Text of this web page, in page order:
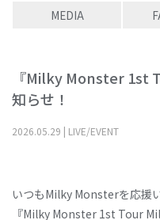
MEDIA
『Milky Monster 1st
知らせ！
2026.05.29 | LIVE/EVENT
いつもMilky Monsterを応援
『Milky Monster 1st Tour